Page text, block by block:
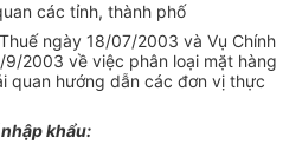
các tỉnh, thành phố
ngày 18/07/2003 và Vụ Chính
2003 về việc phân loại mặt hàng
quan hướng dẫn các đơn vị thực
khẩu: